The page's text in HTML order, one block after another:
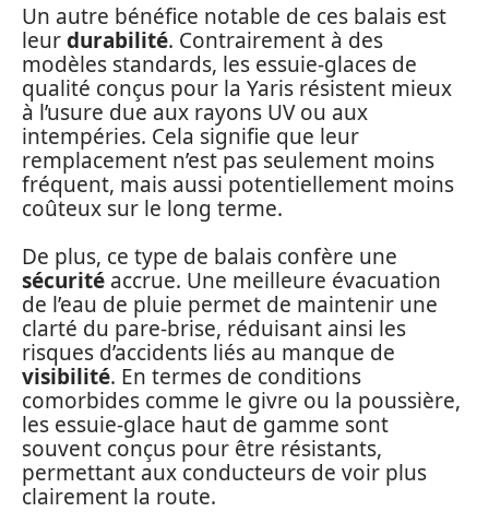
Un autre bénéfice notable de ces balais est
leurdurabilité. Contrairement à des
modèles standards, les essuie-glaces de
qualité conçus pour la Yaris résistent mieux
à l’usure due aux rayons UV ou aux
intempéries. Cela signifie que leur
remplacement n’est pas seulement moins
fréquent, mais aussi potentiellement moins
coûteux sur le long terme.
De plus, ce type de balais confère une
sécurité accrue. Une meilleure évacuation
de l’eau de pluie permet de maintenir une
clarté du pare-brise, réduisant ainsi les
risques d’accidents liés au manque de
visibilité. En termes de conditions
comorbides comme le givre ou la poussière,
les essuie-glace haut de gamme sont
souvent conçus pour être résistants,
permettant aux conducteurs de voir plus
clairement la route.